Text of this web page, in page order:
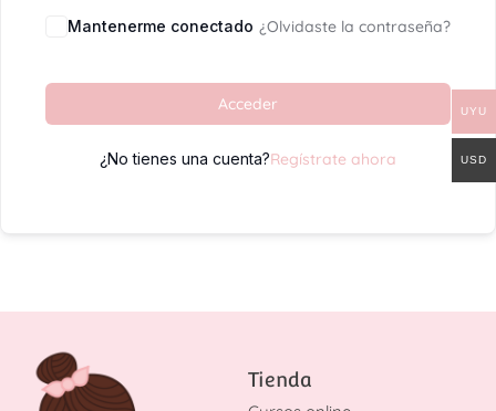
Mantenerme conectado ¿Olvidaste la contraseña?
Acceder
¿No tienes una cuenta?Regístrate ahora
Tienda
UYU
USD